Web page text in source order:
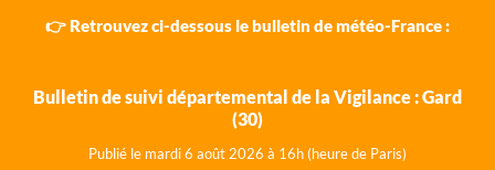
👉 Retrouvez ci-dessous le bulletin de météo-France :
Bulletin de suivi départemental de la Vigilance : Gard
(30)
Publié le mardi 6 août 2026 à 16h (heure de Paris)